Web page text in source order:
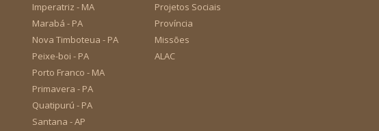
Projetos Sociais
Província
Missões
ALAC
Imperatriz - MA
Marabá - PA
Nova Timboteua - PA
Peixe-boi - PA
Porto Franco - MA
Primavera - PA
Quatipurú - PA
Santana - AP